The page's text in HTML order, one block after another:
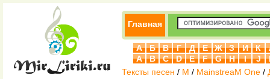
Главная
А Б В Г Д Е Ж З И К
A
B C D E F G H I J
Тексты песен / M / MainstreaM One /